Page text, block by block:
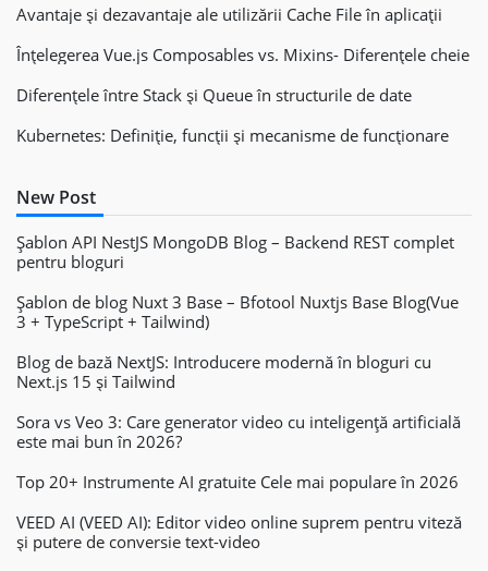
Avantaje și dezavantaje ale utilizării Cache File în aplicații
Înțelegerea Vue.js Composables vs. Mixins- Diferențele cheie
Diferențele între Stack și Queue în structurile de date
Kubernetes: Definiție, funcții și mecanisme de funcționare
New Post
Șablon API NestJS MongoDB Blog – Backend REST complet
pentru bloguri
Șablon de blog Nuxt 3 Base – Bfotool Nuxtjs Base Blog(Vue
3 + TypeScript + Tailwind)
Blog de bază NextJS: Introducere modernă în bloguri cu
Next.js 15 și Tailwind
Sora vs Veo 3: Care generator video cu inteligență artificială
este mai bun în 2026?
Top 20+ Instrumente AI gratuite Cele mai populare în 2026
VEED AI (VEED AI): Editor video online suprem pentru viteză
și putere de conversie text-video